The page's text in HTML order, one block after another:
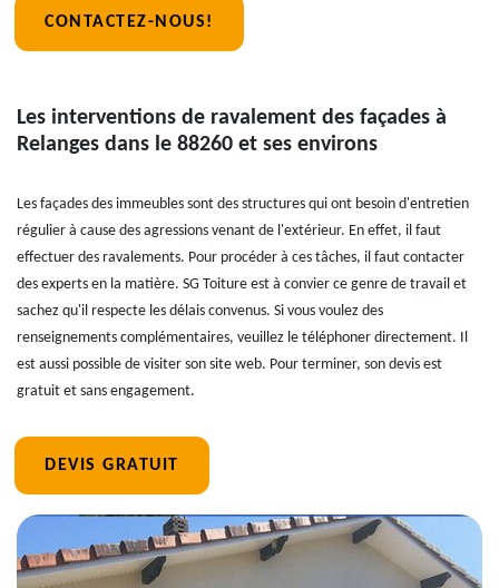
CONTACTEZ-NOUS!
Les interventions de ravalement des façades à
Relanges dans le 88260 et ses environs
Les façades des immeubles sont des structures qui ont besoin d'entretien
régulier à cause des agressions venant de l'extérieur. En effet, il faut
effectuer des ravalements. Pour procéder à ces tâches, il faut contacter
des experts en la matière. SG Toiture est à convier ce genre de travail et
sachez qu'il respecte les délais convenus. Si vous voulez des
renseignements complémentaires, veuillez le téléphoner directement. Il
est aussi possible de visiter son site web. Pour terminer, son devis est
gratuit et sans engagement.
DEVIS GRATUIT